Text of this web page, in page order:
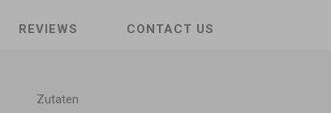
REVIEWS CONTACT US
Zutaten